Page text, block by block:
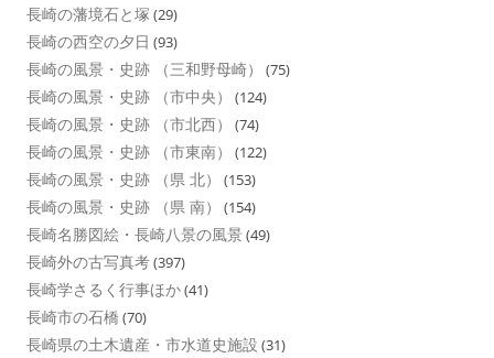
長崎の藩境石と塚 (29)
長崎の西空の夕日 (93)
長崎の風景・史跡 （三和野母崎） (75)
長崎の風景・史跡 （市中央） (124)
長崎の風景・史跡 （市北西） (74)
長崎の風景・史跡 （市東南） (122)
長崎の風景・史跡 （県 北） (153)
長崎の風景・史跡 （県 南） (154)
長崎名勝図絵・長崎八景の風景 (49)
長崎外の古写真考(397)
長崎学さるく行事ほか(41)
長崎市の石橋 (70)
長崎県の土木遺産・市水道史施設 (31)